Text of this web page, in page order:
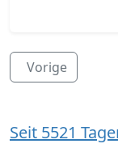
Vorige
Seit 5521